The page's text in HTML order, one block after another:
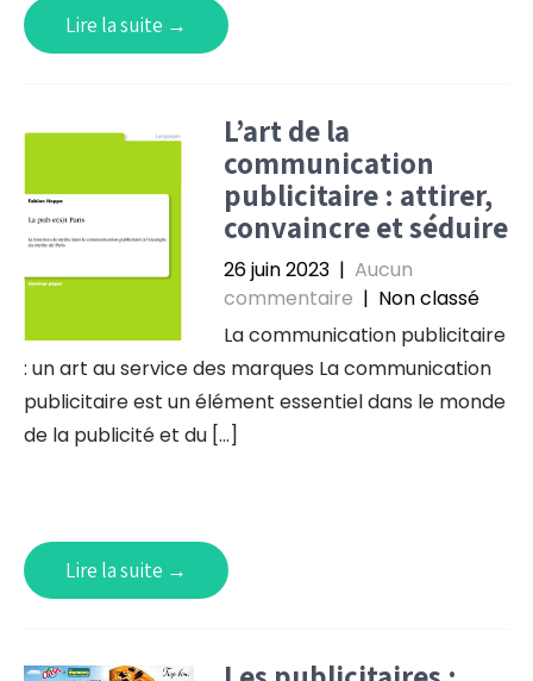
Lire la suite →
L’art de la
communication
publicitaire : attirer,
convaincre et séduire
26 juin 2023 | Aucun
commentaire | Non classé
La communication publicitaire
: un art au service des marques La communication
publicitaire est un élément essentiel dans le monde
de la publicité et du […]
Lire la suite →